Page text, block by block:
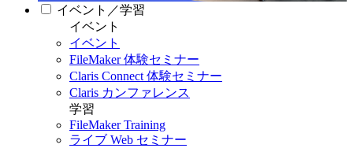
イベント／学習
イベント
イベント
FileMaker 体験セミナー
Claris Connect 体験セミナー
Claris カンファレンス
学習
FileMaker Training
ライブ Web セミナー